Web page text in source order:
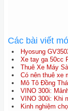
Các bài viết
Hyosung
Xe tay ga 50cc
Thuê Xe Máy
Có nên thuê xe
Mô Tô Đồng
VINO 300i:
VINO 300i: Khi
Kinh nghiệm